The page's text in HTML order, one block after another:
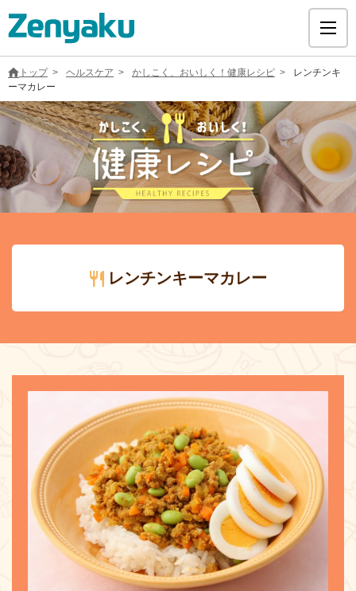
グループについて
サステナビリティ
ヘルスケア
お問い合わせ
トップ ヘルスケア かしこく、おいしく！健康レシピ
レンチンキ
ーマカレー
レンチンキーマカレー